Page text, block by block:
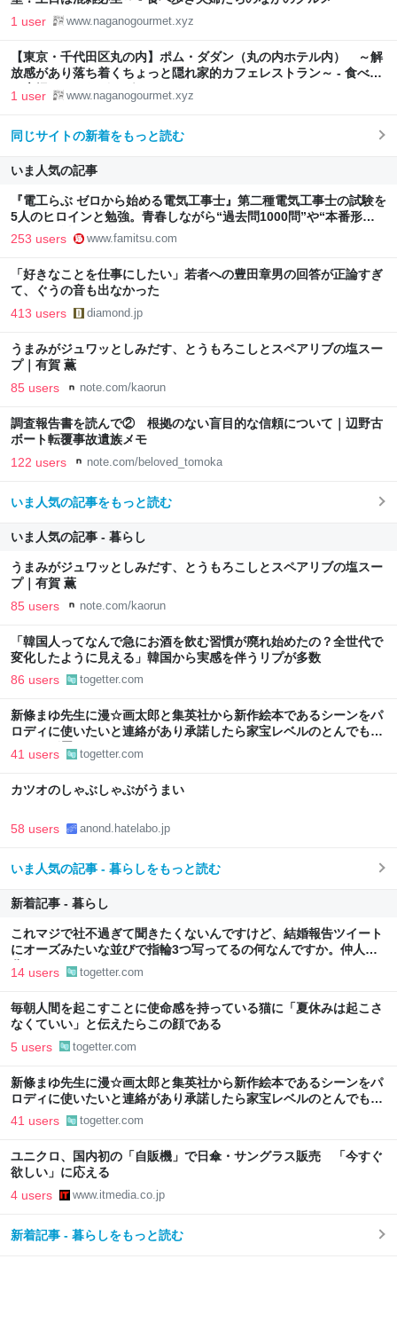
1 user www.naganogourmet.xyz
【東京・千代田区丸の内】ポム・ダダン（丸の内ホテル内） ～解
放感があり落ち着くちょっと隠れ家的カフェレストラン～ - 食べ歩
き夫婦たちのながのグルメ
1 user www.naganogourmet.xyz
同じサイトの新着をもっと読む
いま人気の記事
『電工らぶ ゼロから始める電気工事士』第二種電気工事士の試験を
5人のヒロインと勉強。青春しながら“過去問1000問”や“本番形式
CBT模擬試験”で本格的に学べるノベルゲーム | ゲーム・エンタメ
最新情報のファミ通.com
253 users www.famitsu.com
「好きなことを仕事にしたい」若者への豊田章男の回答が正論すぎ
て、ぐうの音も出なかった
413 users diamond.jp
うまみがジュワッとしみだす、とうもろこしとスペアリブの塩スー
プ｜有賀 薫
85 users note.com/kaorun
調査報告書を読んで② 根拠のない盲目的な信頼について｜辺野古
ボート転覆事故遺族メモ
122 users note.com/beloved_tomoka
いま人気の記事をもっと読む
いま人気の記事 - 暮らし
うまみがジュワッとしみだす、とうもろこしとスペアリブの塩スー
プ｜有賀 薫
85 users note.com/kaorun
「韓国人ってなんで急にお酒を飲む習慣が廃れ始めたの？全世代で
変化したように見える」韓国から実感を伴うリプが多数
86 users togetter.com
新條まゆ先生に漫☆画太郎と集英社から新作絵本であるシーンをパ
ロディに使いたいと連絡があり承諾したら家宝レベルのとんでもな
いものが届いた
41 users togetter.com
カツオのしゃぶしゃぶがうまい
58 users anond.hatelabo.jp
いま人気の記事 - 暮らしをもっと読む
新着記事 - 暮らし
これマジで社不過ぎて聞きたくないんですけど、結婚報告ツイート
にオーズみたいな並びで指輪3つ写ってるの何なんですか。仲人の
分？
14 users togetter.com
毎朝人間を起こすことに使命感を持っている猫に「夏休みは起こさ
なくていい」と伝えたらこの顔である
5 users togetter.com
新條まゆ先生に漫☆画太郎と集英社から新作絵本であるシーンをパ
ロディに使いたいと連絡があり承諾したら家宝レベルのとんでもな
いものが届いた
41 users togetter.com
ユニクロ、国内初の「自販機」で日傘・サングラス販売 「今すぐ
欲しい」に応える
4 users www.itmedia.co.jp
新着記事 - 暮らしをもっと読む